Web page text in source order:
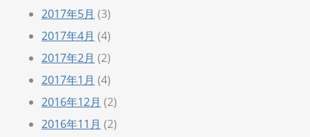
2017年5月 (3)
2017年4月 (4)
2017年2月 (2)
2017年1月 (4)
2016年12月 (2)
2016年11月 (2)